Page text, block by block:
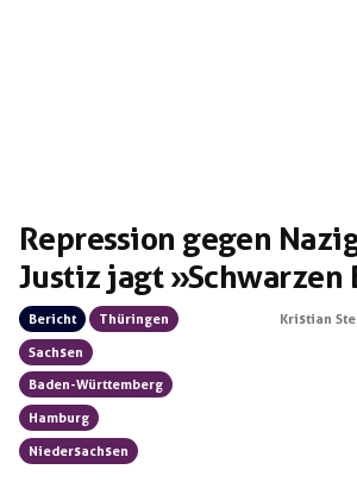
Repression gegen
Justiz jagt »Schwarzen
Bericht
Thüringen
Sachsen
Baden-Württemberg
Hamburg
Niedersachsen
Kristian